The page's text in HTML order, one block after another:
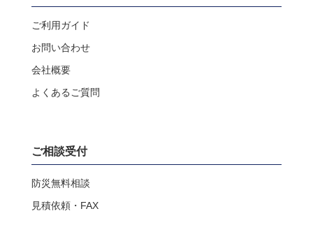
ご利用ガイド
お問い合わせ
会社概要
よくあるご質問
ご相談受付
防災無料相談
見積依頼・FAX